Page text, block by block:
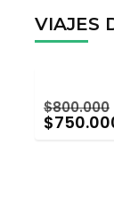
VIAJES
$800.000
$